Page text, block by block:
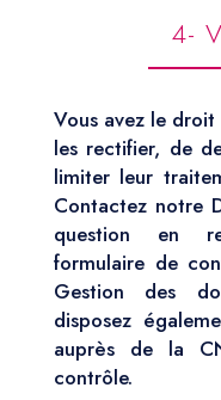
4-
Vous avez le
les rectifier, de
limiter leur
Contactez notre
question en
formulaire de
Gestion des
disposez
auprès de la
contrôle.